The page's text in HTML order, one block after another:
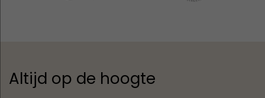
Altijd op de hoogte